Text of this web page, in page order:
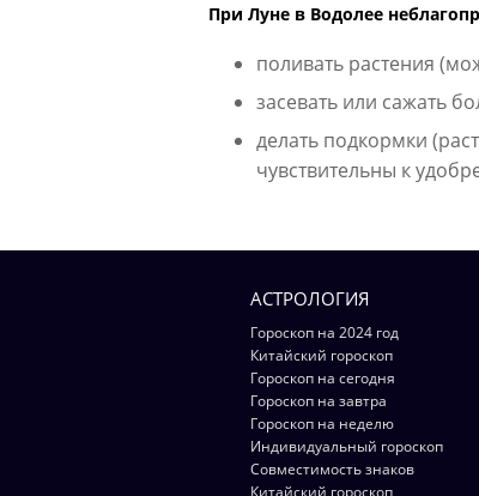
При Луне в Водолее
поливать растения
засевать или сажать
делать подкормки
чувствительны к
АСТРОЛОГИЯ
Гороскоп на 2024 год
Китайский гороскоп
Гороскоп на сегодня
Гороскоп на завтра
Гороскоп на неделю
Индивидуальный гороскоп
Совместимость знаков
Китайский гороскоп